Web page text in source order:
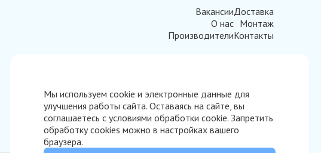
Вакансии
О нас
Производители
Доставка
Монтаж
Контакты
Мы используем cookie и электронные данные для
улучшения работы сайта. Оставаясь на сайте, вы
соглашаетесь с условиями обработки cookie. Запретить
обработку cookies можно в настройках вашего
браузера.